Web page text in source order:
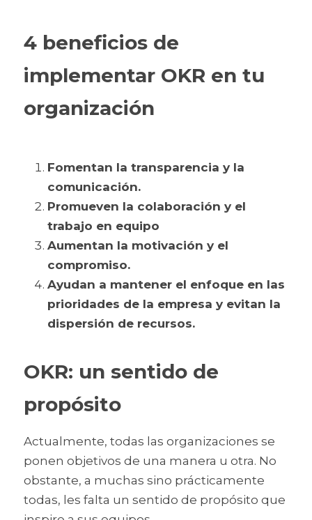
4 beneficios de
implementar OKR en tu
organización
Fomentan la transparencia y la
comunicación.
Promueven la colaboración y el
trabajo en equipo
Aumentan la motivación y el
compromiso.
Ayudan a mantener el enfoque en las
prioridades de la empresa y evitan la
dispersión de recursos.
OKR: un sentido de
propósito
Actualmente, todas las organizaciones se
ponen objetivos de una manera u otra. No
obstante, a muchas sino prácticamente
todas, les falta un sentido de propósito que